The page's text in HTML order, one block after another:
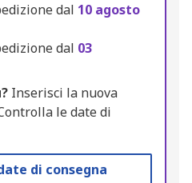
dal 10 agosto
dal 03
Inserisci la nuova
le date di
di consegna